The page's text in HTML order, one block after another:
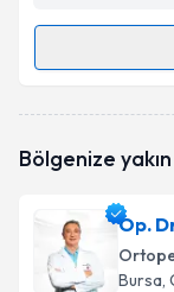
Randevu
oluşturun.
E-posta
Bölgenize
Op.
Bursa,